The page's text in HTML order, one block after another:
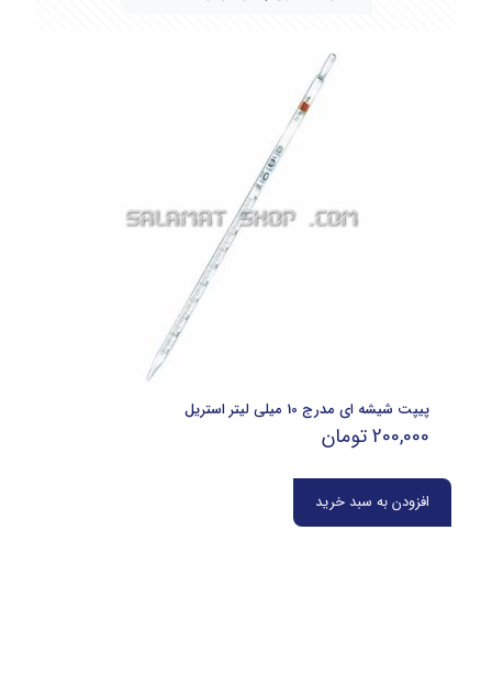
پیپت شیشه ای مدرج 10 میلی لیتر استریل
200,000تومان
افزودن به سبد خرید